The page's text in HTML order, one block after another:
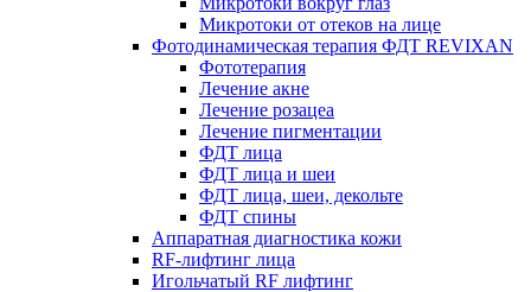
Микротоки от отеков на лице
Фотодинамическая терапия ФДТ REVIXAN
Фототерапия
Лечение акне
Лечение розацеа
Лечение пигментации
ФДТ лица
ФДТ лица и шеи
ФДТ лица, шеи, декольте
ФДТ спины
Аппаратная диагностика кожи
RF-лифтинг лица
Игольчатый RF лифтинг